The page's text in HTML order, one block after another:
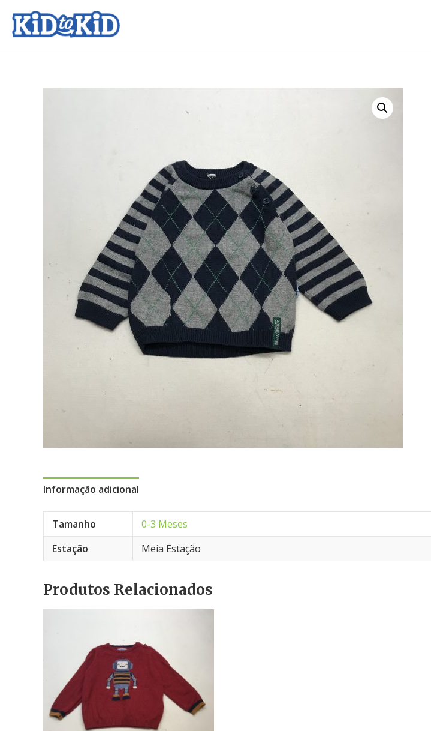
Informação adicional
Tamanho
0-3 Meses
Estação
Meia Estação
Produtos Relacionados